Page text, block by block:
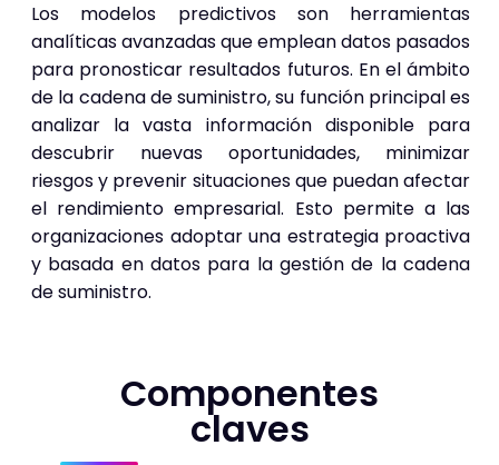
Los modelos predictivos son herramientas
analíticas avanzadas que emplean datos pasados
para pronosticar resultados futuros. En el ámbito
de la cadena de suministro, su función principal es
analizar la vasta información disponible para
descubrir nuevas oportunidades, minimizar
riesgos y prevenir situaciones que puedan afectar
el rendimiento empresarial. Esto permite a las
organizaciones adoptar una estrategia proactiva
y basada en datos para la gestión de la cadena
de suministro.
Componentes
claves